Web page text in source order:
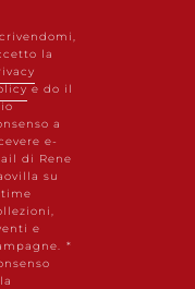
la
e do il
a
e-
di Rene
su
e